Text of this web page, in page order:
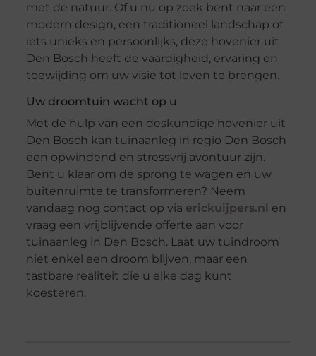
met de natuur. Of u nu op zoek bent naar een
modern design, een traditioneel landschap of
iets unieks en persoonlijks, deze hovenier uit
Den Bosch heeft de vaardigheid, ervaring en
toewijding om uw visie tot leven te brengen.
Uw droomtuin wacht op u
Met de hulp van een deskundige hovenier uit
Den Bosch kan tuinaanleg in regio Den Bosch
een opwindend en stressvrij avontuur zijn.
Bent u klaar om de sprong te wagen en uw
buitenruimte te transformeren? Neem
vandaag nog contact op via erickuijpers.nl en
vraag een vrijblijvende offerte aan voor
tuinaanleg in Den Bosch. Laat uw tuindroom
niet enkel een droom blijven, maar een
tastbare realiteit die u elke dag kunt
koesteren.